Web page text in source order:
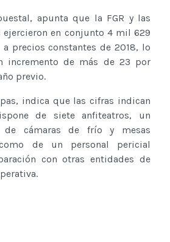
apunta que la FGR y las
ejercieron en conjunto 4 mil 629
precios constantes de 2018, lo
incremento de más de 23 por
previo.
indica que las cifras indican
de siete anfiteatros, un
de cámaras de frío y mesas
de un personal pericial
con otras entidades de